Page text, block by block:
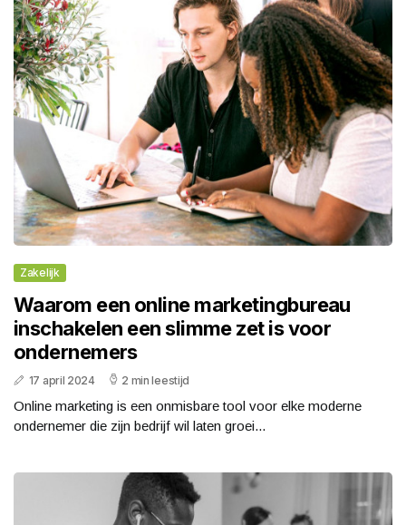
Zakelijk
Waarom een online marketingbureau
inschakelen een slimme zet is voor
ondernemers
17 april 2024 2 min leestijd
Online marketing is een onmisbare tool voor elke moderne
ondernemer die zijn bedrijf wil laten groei...